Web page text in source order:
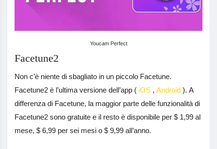
Youcam Perfect
Facetune2
Non c’è niente di sbagliato in un piccolo Facetune.
Facetune2 è l’ultima versione dell’app ( iOS , Android ). A
differenza di Facetune, la maggior parte delle funzionalità di
Facetune2 sono gratuite e il resto è disponibile per $ 1,99 al
mese, $ 6,99 per sei mesi o $ 9,99 all’anno.